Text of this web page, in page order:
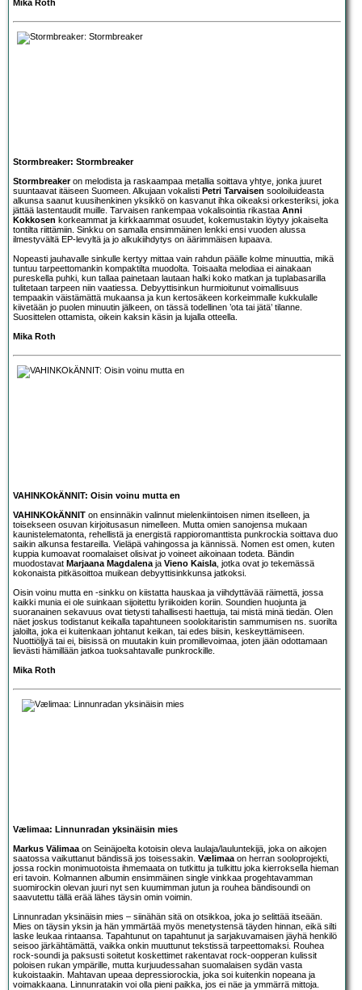
Mika Roth
Stormbreaker: Stormbreaker
Stormbreakeron melodista ja raskaampaa metallia soittava yhtye, jonka juuret
suuntaavat itäiseen Suomeen. Alkujaan vokalisti Petri Tarvaisen sooloiluideasta
alkunsa saanut kuusihenkinen yksikkö on kasvanut ihka oikeaksi orkesteriksi, joka
jättää lastentaudit muille. Tarvaisen rankempaa vokalisointia rikastaa Anni
Kokkosen korkeammat ja kirkkaammat osuudet, kokemustakin löytyy jokaiselta
tontilta riittämiin. Sinkku on samalla ensimmäinen lenkki ensi vuoden alussa
ilmestyvältä EP-levyltä ja jo alkukiihdytys on äärimmäisen lupaava.
Nopeasti jauhavalle sinkulle kertyy mittaa vain rahdun päälle kolme minuuttia, mikä
tuntuu tarpeettomankin kompaktilta muodolta. Toisaalta melodiaa ei ainakaan
pureskella puhki, kun tallaa painetaan lautaan halki koko matkan ja tuplabasarilla
tulitetaan tarpeen niin vaatiessa. Debyyttisinkun hurmioitunut voimallisuus
tempaakin väistämättä mukaansa ja kun kertosäkeen korkeimmalle kukkulalle
kiivetään jo puolen minuutin jälkeen, on tässä todellinen ’ota tai jätä’ tilanne.
Suosittelen ottamista, oikein kaksin käsin ja lujalla otteella.
Mika Roth
VAHINKOkÄNNIT: Oisin voinu mutta en
VAHINKOkÄNNIT on ensinnäkin valinnut mielenkiintoisen nimen itselleen, ja
toisekseen osuvan kirjoitusasun nimelleen. Mutta omien sanojensa mukaan
kaunistelematonta, rehellistä ja energistä rappioromanttista punkrockia soittava duo
saikin alkunsa festareilla. Vieläpä vahingossa ja kännissä. Nomen est omen, kuten
kuppia kumoavat roomalaiset olisivat jo voineet aikoinaan todeta. Bändin
muodostavat Marjaana Magdalena ja Vieno Kaisla , jotka ovat jo tekemässä
kokonaista pitkäsoittoa muikean debyyttisinkkunsa jatkoksi.
Oisin voinu mutta en -sinkku on kiistatta hauskaa ja viihdyttävää räimettä, jossa
kaikki munia ei ole suinkaan sijoitettu lyriikoiden koriin. Soundien huojunta ja
suoranainen sekavuus ovat tietysti tahallisesti haettuja, tai mistä minä tiedän. Olen
näet joskus todistanut keikalla tapahtuneen soolokitaristin sammumisen ns. suorilta
jaloilta, joka ei kuitenkaan johtanut keikan, tai edes biisin, keskeyttämiseen.
Nuottiöljyä tai ei, biisissä on muutakin kuin promillevoimaa, joten jään odottamaan
lievästi hämillään jatkoa tuoksahtavalle punkrockille.
Mika Roth
Vælimaa: Linnunradan yksinäisin mies
Markus Välimaa on Seinäjoelta kotoisin oleva laulaja/lauluntekijä, joka on aikojen
saatossa vaikuttanut bändissä jos toisessakin. Vælimaa on herran sooloprojekti,
jossa rockin monimuotoista ihmemaata on tutkittu ja tulkittu joka kierroksella hieman
eri tavoin. Kolmannen albumin ensimmäinen single vinkkaa progehtavamman
suomirockin olevan juuri nyt sen kuumimman jutun ja rouhea bändisoundi on
saavutettu tällä erää lähes täysin omin voimin.
Linnunradan yksinäisin mies – siinähän sitä on otsikkoa, joka jo selittää itseään.
Mies on täysin yksin ja hän ymmärtää myös menetystensä täyden hinnan, eikä silti
laske leukaa rintaansa. Tapahtunut on tapahtunut ja sarjakuvamaisen jäyhä henkilö
seisoo järkähtämättä, vaikka onkin muuttunut tekstissä tarpeettomaksi. Rouhea
rock-soundi ja paksusti soitetut koskettimet rakentavat rock-oopperan kulissit
poloisen rukan ympärille, mutta kurjuudessahan suomalaisen sydän vasta
kukoistaakin. Mahtavan upeaa depressiorockia, joka soi kuitenkin nopeana ja
voimakkaana. Linnunratakin voi olla pieni paikka, jos ei näe ja ymmärrä mittoja.